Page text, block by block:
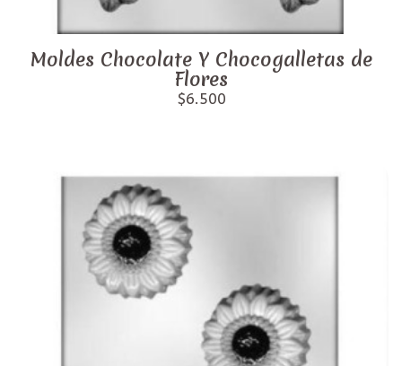
Moldes Chocolate Y Chocogalletas de
Flores
$6.500